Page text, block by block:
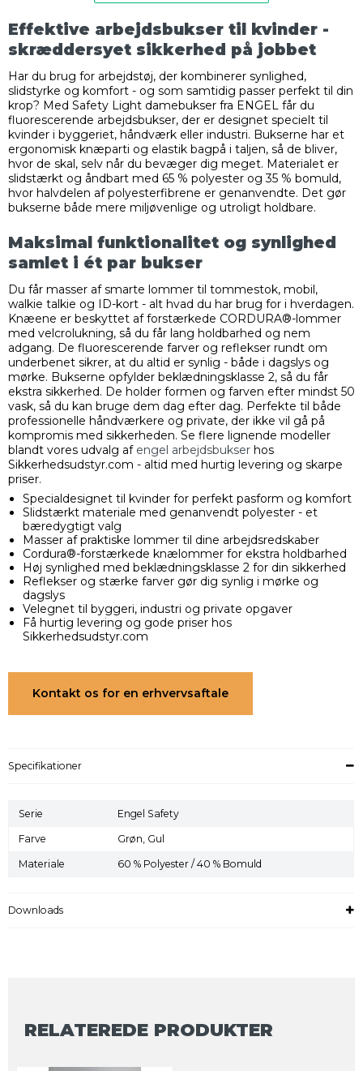
Effektive arbejdsbukser til kvinder -
skræddersyet sikkerhed på jobbet
Har du brug for arbejdstøj, der kombinerer synlighed,
slidstyrke og komfort - og som samtidig passer perfekt til din
krop? Med Safety Light damebukser fra ENGEL får du
fluorescerende arbejdsbukser, der er designet specielt til
kvinder i byggeriet, håndværk eller industri. Bukserne har et
ergonomisk knæparti og elastik bagpå i taljen, så de bliver,
hvor de skal, selv når du bevæger dig meget. Materialet er
slidstærkt og åndbart med 65 % polyester og 35 % bomuld,
hvor halvdelen af polyesterfibrene er genanvendte. Det gør
bukserne både mere miljøvenlige og utroligt holdbare.
Maksimal funktionalitet og synlighed
samlet i ét par bukser
Du får masser af smarte lommer til tommestok, mobil,
walkie talkie og ID-kort - alt hvad du har brug for i hverdagen.
Knæene er beskyttet af forstærkede CORDURA®-lommer
med velcrolukning, så du får lang holdbarhed og nem
adgang. De fluorescerende farver og reflekser rundt om
underbenet sikrer, at du altid er synlig - både i dagslys og
mørke. Bukserne opfylder beklædningsklasse 2, så du får
ekstra sikkerhed. De holder formen og farven efter mindst 50
vask, så du kan bruge dem dag efter dag. Perfekte til både
professionelle håndværkere og private, der ikke vil gå på
kompromis med sikkerheden. Se flere lignende modeller
blandt vores udvalg af engel arbejdsbukser hos
Sikkerhedsudstyr.com - altid med hurtig levering og skarpe
priser.
Specialdesignet til kvinder for perfekt pasform og komfort
Slidstærkt materiale med genanvendt polyester - et
bæredygtigt valg
Masser af praktiske lommer til dine arbejdsredskaber
Cordura®-forstærkede knælommer for ekstra holdbarhed
Høj synlighed med beklædningsklasse 2 for din sikkerhed
Reflekser og stærke farver gør dig synlig i mørke og
dagslys
Velegnet til byggeri, industri og private opgaver
Få hurtig levering og gode priser hos
Sikkerhedsudstyr.com
Kontakt os for en erhvervsaftale
Specifikationer
Serie Engel Safety
Farve Grøn, Gul
Materiale 60 % Polyester / 40 % Bomuld
Downloads
RELATEREDE PRODUKTER